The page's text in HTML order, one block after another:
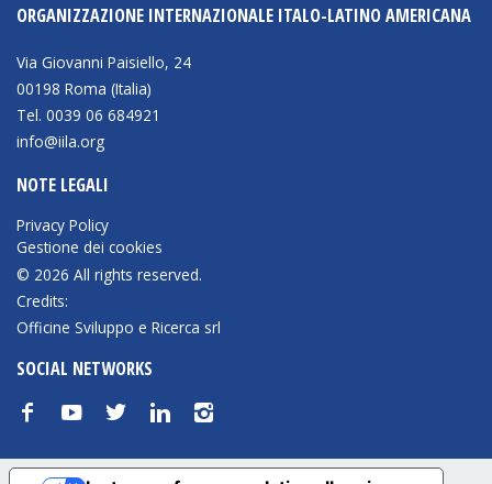
ORGANIZZAZIONE INTERNAZIONALE ITALO-LATINO AMERICANA
Via Giovanni Paisiello, 24
00198 Roma (Italia)
Tel. 0039 06 684921
info@iila.org
NOTE LEGALI
Privacy Policy
Gestione dei cookies
© 2026 All rights reserved.
Credits:
Officine Sviluppo e Ricerca srl
SOCIAL NETWORKS
f y t n i